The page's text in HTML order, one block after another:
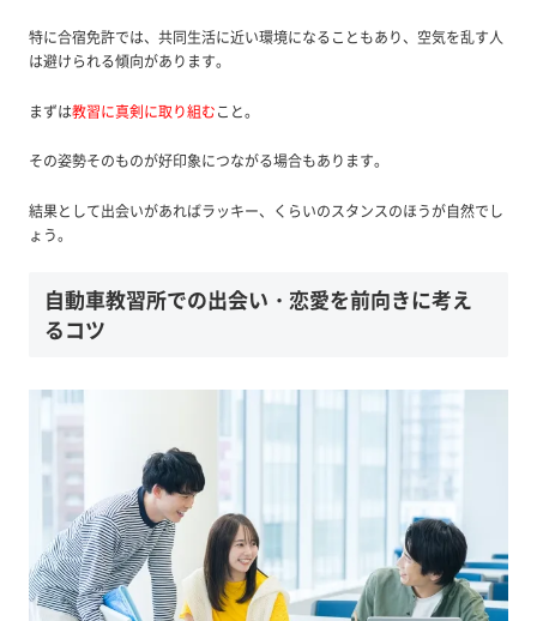
特に合宿免許では、共同生活に近い環境になることもあり、空気を乱す人
は避けられる傾向があります。
まずは教習に真剣に取り組むこと。
その姿勢そのものが好印象につながる場合もあります。
結果として出会いがあればラッキー、くらいのスタンスのほうが自然でし
ょう。
自動車教習所での出会い・恋愛を前向きに考え
るコツ